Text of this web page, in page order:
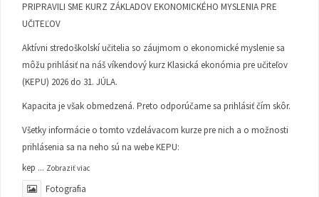
PRIPRAVILI SME KURZ ZÁKLADOV EKONOMICKÉHO MYSLENIA PRE
UČITEĽOV
Aktívni stredoškolskí učitelia so záujmom o ekonomické myslenie sa
môžu prihlásiť na náš víkendový kurz Klasická ekonómia pre učiteľov
(KEPU) 2026 do 31. JÚLA.
Kapacita je však obmedzená. Preto odporúčame sa prihlásiť čím skôr.
Všetky informácie o tomto vzdelávacom kurze pre nich a o možnosti
prihlásenia sa na neho sú na webe KEPU:
kep ... Zobraziť viac
Fotografia